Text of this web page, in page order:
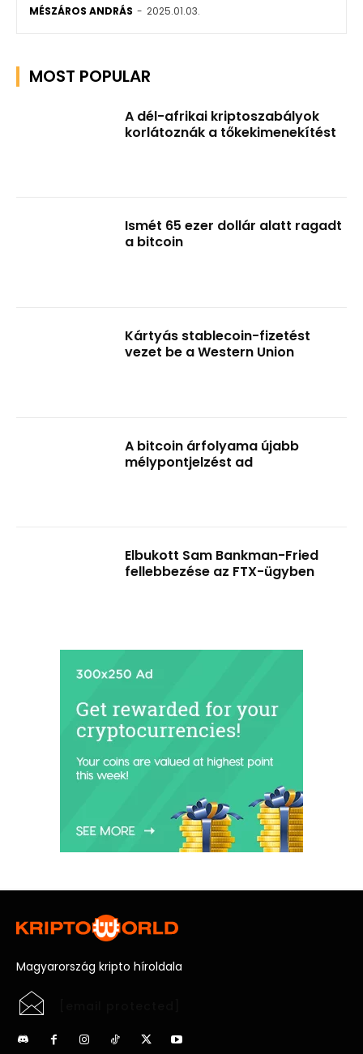
MÉSZÁROS ANDRÁS - 2025.01.03.
MOST POPULAR
A dél-afrikai kriptoszabályok
korlátoznák a tőkekimenekítést
Ismét 65 ezer dollár alatt ragadt
a bitcoin
Kártyás stablecoin-fizetést
vezet be a Western Union
A bitcoin árfolyama újabb
mélypontjelzést ad
Elbukott Sam Bankman-Fried
fellebbezése az FTX-ügyben
Magyarország kripto híroldala